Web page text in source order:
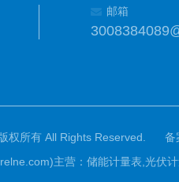
邮箱
权所有 All Rights Reserved.
备
主营：储能计量表,光伏